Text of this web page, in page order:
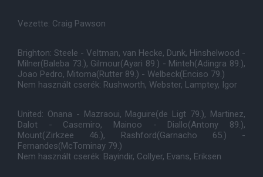
Vezette: Craig Pawson
Brighton: Steele - Veltman, van Hecke, Dunk, Hinshelwood -
Milner(Baleba 73.), Gilmour(Ayari 89.) - Minteh(Adingra 89.),
Joao Pedro, Mitoma(Rutter 89.) - Welbeck(Enciso 79.)
Nem használt cserék: Rushworth, Webster, Lamptey, Igor
United: Onana - Mazraoui, Maguire(de Ligt 79.), Martinez,
Dalot - Casemiro, Mainoo - Diallo(Antony 89.),
Mount(Zirkzee 46.), Rashford(Garnacho 65.) -
Fernandes(McTominay 79.)
Nem használt cserék: Bayindir, Collyer, Evans, Eriksen